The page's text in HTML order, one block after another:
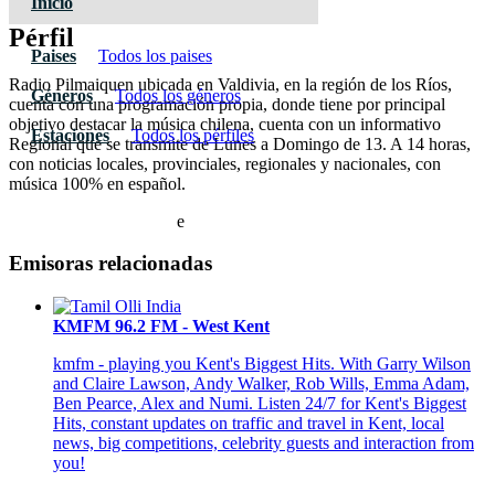
Paises Todos los paises
Géneros Todos los géneros
Estaciones Todos los pérfiles
Pérfil
Radio Pilmaiquen ubicada en Valdivia, en la región de los Ríos,
cuenta con una programación propia, donde tiene por principal
objetivo destacar la música chilena, cuenta con un informativo
Regional que se transmite de Lunes a Domingo de 13. A 14 horas,
con noticias locales, provinciales, regionales y nacionales, con
música 100% en español.
e
Emisoras relacionadas
KMFM 96.2 FM - West Kent
kmfm - playing you Kent's Biggest Hits. With Garry Wilson
and Claire Lawson, Andy Walker, Rob Wills, Emma Adam,
Ben Pearce, Alex and Numi. Listen 24/7 for Kent's Biggest
Hits, constant updates on traffic and travel in Kent, local
news, big competitions, celebrity guests and interaction from
you!